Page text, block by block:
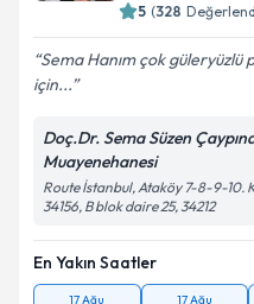
5 (328
Sema Hanım çok
için...
Doç.Dr. Sema Süzen
Muayenehanesi
Route İstanbul, Ataköy 7-8-9-10.
34156, B blok daire 25, 34212
En Yakın Saatler
17 Ağu 17 Ağu